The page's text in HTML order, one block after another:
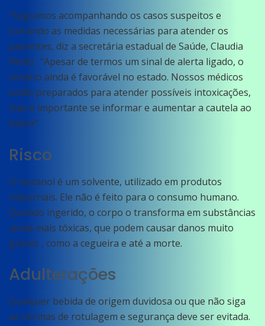
“Seguimos acompanhando os casos suspeitos e
tomando as medidas necessárias para atender os
pacientes, diz a secretária estadual de Saúde, Claudia
Mello. “Apesar de termos um sinal de alerta ligado, o
cenário ainda é favorável no estado. Nossos médicos
estão preparados para atender possíveis intoxicações,
mas é importante se informar e aumentar a cautela ao
beber”.
Risco
O metanol é um solvente, utilizado em produtos
industriais. Ele não é feito para o consumo humano.
Quando ingerido, o corpo o transforma em substâncias
ainda mais tóxicas, que podem causar danos muito
graves , como a cegueira e até a morte.
Adulterações
Qualquer bebida de origem duvidosa ou que não siga
as normas de rotulagem e segurança deve ser evitada.